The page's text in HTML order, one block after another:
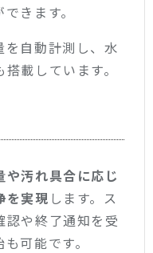
きます。
を自動計測し、水
載しています。
汚れ具合に応じ
を実現 します。ス
認や終了通知を受
可能です。